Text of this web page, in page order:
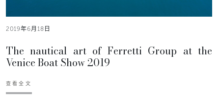
2019年6月18日
The nautical art of Ferretti Group at the
Venice Boat Show 2019
查看全文